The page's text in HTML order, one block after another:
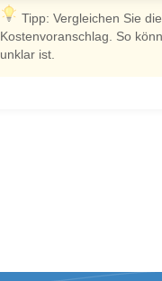
Tipp: Vergleichen Sie
Kostenvoranschlag. So
unklar ist.